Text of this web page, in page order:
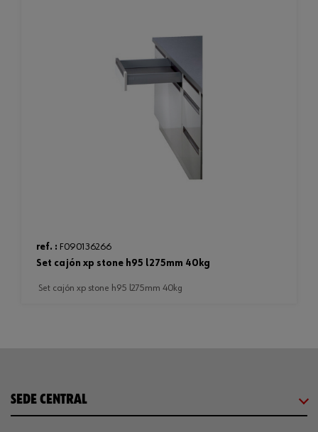
ref. : F090136266
set cajón xp stone h95 l275mm 40kg
set cajón xp stone h95 l275mm 40kg
SEDE CENTRAL